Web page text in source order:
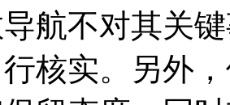
航不对其关
核实。另外